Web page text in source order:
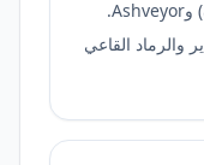
DUCON Denseveyor (الطور الكثيف) وAshveyor.
والرماد القاعي